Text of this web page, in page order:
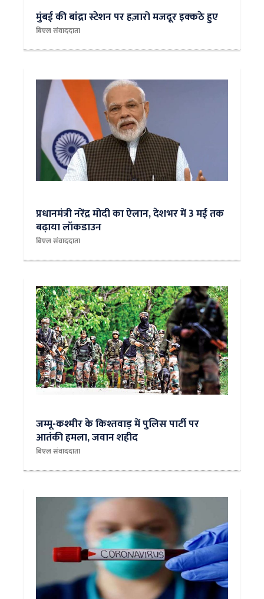
मुंबई की बांद्रा स्टेशन पर हज़ारो मजदूर इक्कठे हुए
बिएल संवाददाता
प्रधानमंत्री नरेंद्र मोदी का ऐलान, देशभर में 3 मई तक
बढ़ाया लॉकडाउन
बिएल संवाददाता
जम्मू-कश्मीर के किश्तवाड़ में पुलिस पार्टी पर
आतंकी हमला, जवान शहीद
बिएल संवाददाता